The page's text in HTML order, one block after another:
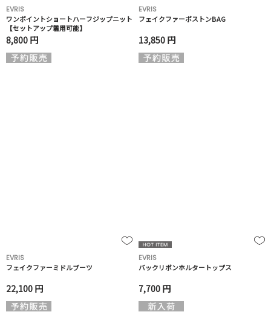
EVRIS
ワンポイントショートハーフジップニット
【セットアップ着用可能】
8,800 円
EVRIS
フェイクファーボストンBAG
13,850 円
EVRIS
フェイクファーミドルブーツ
22,100 円
EVRIS
バックリボンホルタートップス
7,700 円